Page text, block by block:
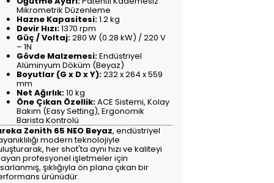
Mikrometrik Düzenleme
Hazne Kapasitesi:1.2 kg
Devir Hızı:1370 rpm
Güç / Voltaj:280 W (0.28 kW) / 220 V
– 1N
Gövde Malzemesi:Endüstriyel
Alüminyum Döküm (Beyaz)
Boyutlar (G x D x Y):232 x 264 x 559
mm
Net Ağırlık:10 kg
Öne Çıkan Özellik:ACE Sistemi, Kolay
Bakım (Easy Setting), Ergonomik
Barista Kontrolü
Zenith 65 NEO Beyaz, endüstriyel
modern teknolojiyle
her shot'ta aynı hızı ve kaliteyi
profesyonel işletmeler için
şıklığıyla ön plana çıkan bir
ürünüdür.